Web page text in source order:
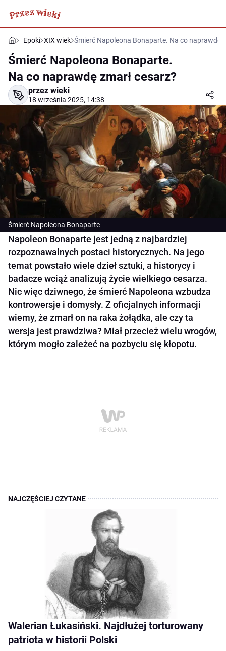
Epoki XIX wiek Śmierć Napoleona Bonaparte. Na co naprawdę
Śmierć Napoleona Bonaparte.
Na co naprawdę zmarł cesarz?
przez wieki
18 września 2025, 14:38
Śmierć Napoleona Bonaparte
Napoleon Bonaparte jest jedną z najbardziej
rozpoznawalnych postaci historycznych. Na jego
temat powstało wiele dzieł sztuki, a historycy i
badacze wciąż analizują życie wielkiego cesarza.
Nic więc dziwnego, że śmierć Napoleona wzbudza
kontrowersje i domysły. Z oficjalnych informacji
wiemy, że zmarł on na raka żołądka, ale czy ta
wersja jest prawdziwa? Miał przecież wielu wrogów,
którym mogło zależeć na pozbyciu się kłopotu.
Walerian Łukasiński. Najdłużej torturowany
patriota w historii Polski